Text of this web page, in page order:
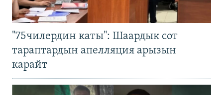
"75чилердин каты": Шаардык сот
тараптардын апелляция арызын
карайт